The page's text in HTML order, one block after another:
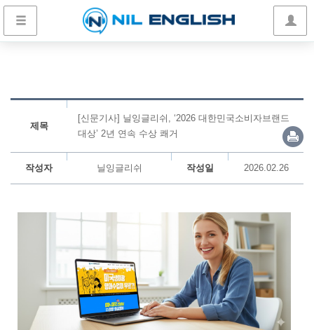
제목
[신문기사] 닐잉글리쉬, ‘2026 대한민국소비자브랜드
대상’ 2년 연속 수상 쾌거
작성자 닐잉글리쉬 작성일 2026.02.26